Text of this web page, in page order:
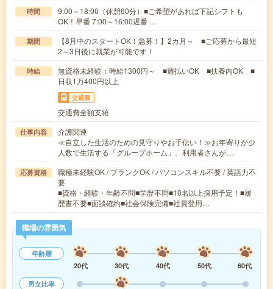
時間
9:00～18:00（休憩60分）■ご希望があれば下記シフトも
OK！早番 7:00～16:00遅番 …
期間
【8月中のスタートOK！急募！】2カ月～ ■ご応募から最短
2～3日後に就業が可能です！
時給
無資格未経験：時給1300円～ ■週払いOK ■扶養内OK ■
日収1万400円以上
交通費
交通費全額支給
仕事内容
介護関連
≪自立した生活のための見守りやお手伝い！≫お年寄りが少
人数で生活する「グループホーム」。利用者さんが…
応募資格
職種未経験OK / ブランクOK / パソコンスキル不要 / 英語力不
要
■資格・経験・年齢不問■学歴不問■10名以上採用予定！■履
歴書不要■面談確約■社会保険完備■社員登用…
職場の雰囲気
年齢層
20代
30代 40代 50代
60代
男女比率